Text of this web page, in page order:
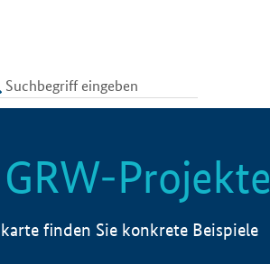
Projekte
finden Sie konkrete Beispiele